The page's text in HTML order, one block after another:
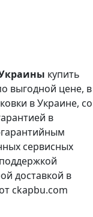
купить
выгодной цене, в
в Украине, со
в
сервисных
доставкой в
ckapbu.com